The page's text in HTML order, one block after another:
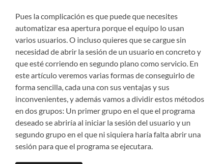
Pues la complicación es que puede que necesites
automatizar esa apertura porque el equipo lo usan
varios usuarios. O incluso quieres que se cargue sin
necesidad de abrir la sesión de un usuario en concreto y
que esté corriendo en segundo plano como servicio. En
este artículo veremos varias formas de conseguirlo de
forma sencilla, cada una con sus ventajas y sus
inconvenientes, y además vamos a dividir estos métodos
en dos grupos: Un primer grupo en el que el programa
deseado se abriría al iniciar la sesión del usuario y un
segundo grupo en el que ni siquiera haría falta abrir una
sesión para que el programa se ejecutara.